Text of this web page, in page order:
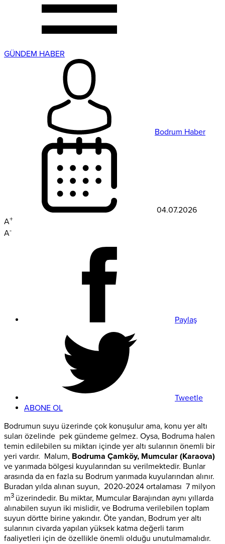
GÜNDEM HABER
Bodrum Haber
04.07.2026
A+
A-
Paylaş
Tweetle
ABONE OL
Bodrumun suyu üzerinde çok konuşulur ama, konu yer altı
suları özelinde pek gündeme gelmez. Oysa, Bodruma halen
temin edilebilen su miktarı içinde yer altı sularının önemli bir
yeri vardır. Malum, Bodruma Çamköy, Mumcular (Karaova)
ve yarımada bölgesi kuyularından su verilmektedir. Bunlar
arasında da en fazla su Bodrum yarımada kuyularından alınır.
Buradan yılda alınan suyun, 2020-2024 ortalaması 7 milyon
m3 üzerindedir. Bu miktar, Mumcular Barajından aynı yıllarda
alınabilen suyun iki mislidir, ve Bodruma verilebilen toplam
suyun dörtte birine yakındır. Öte yandan, Bodrum yer altı
sularının civarda yapılan yüksek katma değerli tarım
faaliyetleri için de özellikle önemli olduğu unutulmamalıdır.